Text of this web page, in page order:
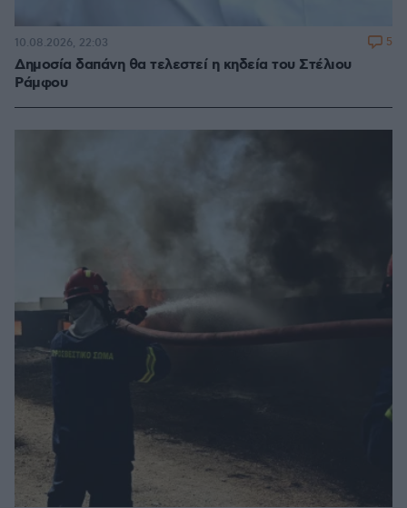
Δημοσία δαπάνη θα τελεστεί η κηδεία του Στέλιου
Ράμφου
10.08.2026, 22:03 5